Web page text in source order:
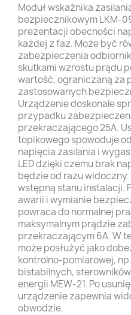
Moduł wskaźnika
bezpiecznikowym LKM-
prezentacji obecności
każdej z faz. Może być
zabezpieczenia
skutkami wzrostu prądu
wartość, ograniczaną za
zastosowanych
Urządzenie doskonale
przypadku
przekraczającego 25A.
topikowego spowoduje
napięcia zasilania i
LED dzięki czemu brak
będzie od razu
wstępną stanu instalacji.
awarii i wymianie
powraca do normalnej
maksymalnym prądzie
przekraczającym 6A. W
może posłużyć jako
kontrolno-pomiarowej,
bistabilnych,
energii MEW-21. Po
urządzenie zapewnia
obwodzie.